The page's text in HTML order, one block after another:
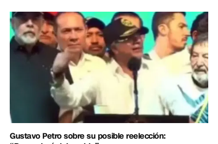
Gustavo Petro sobre su posible reelección: